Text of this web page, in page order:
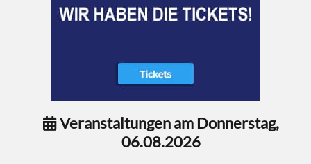
Veranstaltungen am Donnerstag,
06.08.2026